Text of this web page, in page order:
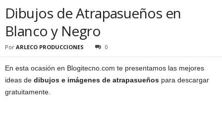
Dibujos de Atrapasueños en
Blanco y Negro
Por ARLECO PRODUCCIONES 0
En esta ocasión en Blogitecno.com te presentamos las mejores
ideas de dibujos e imágenes de atrapasueños para descargar
gratuitamente.